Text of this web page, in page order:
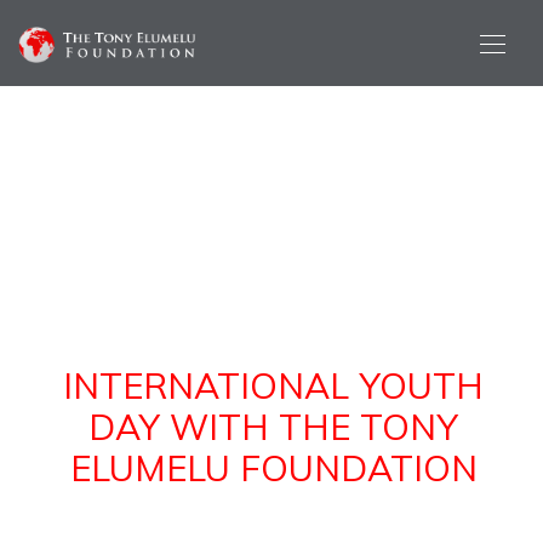
INTERNATIONAL YOUTH
DAY WITH THE TONY
ELUMELU FOUNDATION